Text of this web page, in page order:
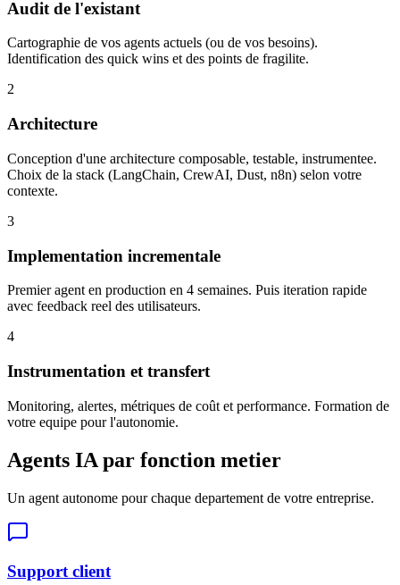
Audit de l'existant
Cartographie de vos agents actuels (ou de vos besoins).
Identification des quick wins et des points de fragilite.
2
Architecture
Conception d'une architecture composable, testable, instrumentee.
Choix de la stack (LangChain, CrewAI, Dust, n8n) selon votre
contexte.
3
Implementation incrementale
Premier agent en production en 4 semaines. Puis iteration rapide
avec feedback reel des utilisateurs.
4
Instrumentation et transfert
Monitoring, alertes, métriques de coût et performance. Formation de
votre equipe pour l'autonomie.
Agents IA par fonction metier
Un agent autonome pour chaque departement de votre entreprise.
Support client